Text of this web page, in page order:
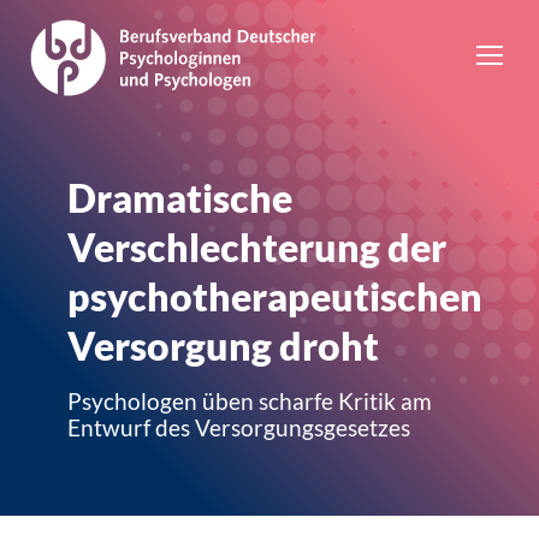
Dramatische
Verschlechterung der
psychotherapeutischen
Versorgung droht
Psychologen üben scharfe Kritik am
Entwurf des Versorgungsgesetzes